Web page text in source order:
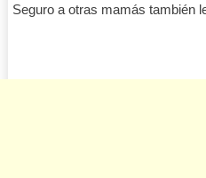
Seguro a otras mamás también